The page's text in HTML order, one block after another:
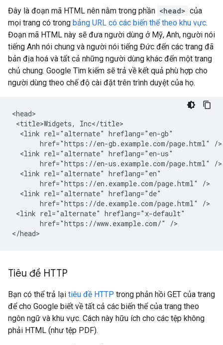
Đây là đoạn mã HTML nên nằm trong phần <head> của
mọi trang có trong bảng URL có các biến thể theo khu vực.
Đoạn mã HTML này sẽ đưa người dùng ở Mỹ, Anh, người nói
tiếng Anh nói chung và người nói tiếng Đức đến các trang đã
bản địa hoá và tất cả những người dùng khác đến một trang
chủ chung. Google Tìm kiếm sẽ trả về kết quả phù hợp cho
người dùng theo chế độ cài đặt trên trình duyệt của họ.
<head>
<title>Widgets, Inc</title>
  <link rel="alternate" hreflang="en-gb"
       href="https://en-gb.example.com/page.html" />
  <link rel="alternate" hreflang="en-us"
       href="https://en-us.example.com/page.html" />
  <link rel="alternate" hreflang="en"
       href="https://en.example.com/page.html" />
  <link rel="alternate" hreflang="de"
       href="https://de.example.com/page.html" />
<link rel="alternate" hreflang="x-default"
       href="https://www.example.com/" />
</head>
Tiêu đề HTTP
Bạn có thể trả lại tiêu đề HTTP trong phản hồi GET của trang
để cho Google biết về tất cả các biến thể của trang theo
ngôn ngữ và khu vực. Cách này hữu ích cho các tệp không
phải HTML (như tệp PDF).